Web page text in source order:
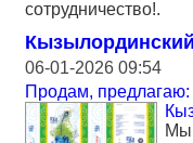
сотрудничество!.
06-01-2026 09:54
Продам,
Мы